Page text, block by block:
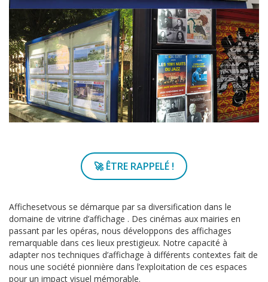
Les réalisations MODULO
Les réalisations VIEWER
Les réalisations MAGNETO
Les réalisations LUMIDALLES
Témoignages
🚀 ÊTRE RAPPELÉ !
Affichesetvous se démarque par sa diversification dans le
domaine de vitrine d’affichage . Des cinémas aux mairies en
passant par les opéras, nous développons des affichages
remarquable dans ces lieux prestigieux. Notre capacité à
adapter nos techniques d’affichage à différents contextes fait de
nous une société pionnière dans l’exploitation de ces espaces
pour un impact visuel mémorable.